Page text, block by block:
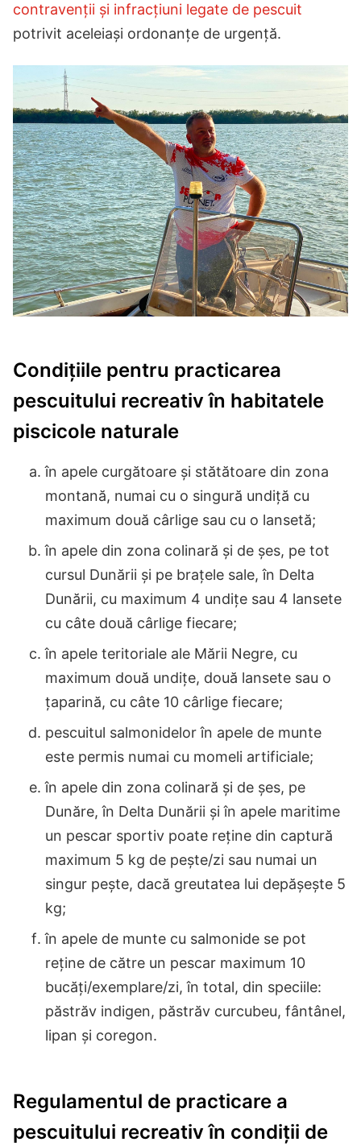
contravenții și infracțiuni legate de pescuit
potrivit aceleiași ordonanțe de urgență.
Condițiile pentru practicarea
pescuitului recreativ în habitatele
piscicole naturale
în apele curgătoare şi stătătoare din zona
montană, numai cu o singură undiţă cu
maximum două cârlige sau cu o lansetă;
în apele din zona colinară şi de şes, pe tot
cursul Dunării şi pe braţele sale, în Delta
Dunării, cu maximum 4 undiţe sau 4 lansete
cu câte două cârlige fiecare;
în apele teritoriale ale Mării Negre, cu
maximum două undiţe, două lansete sau o
ţaparină, cu câte 10 cârlige fiecare;
pescuitul salmonidelor în apele de munte
este permis numai cu momeli artificiale;
în apele din zona colinară şi de şes, pe
Dunăre, în Delta Dunării şi în apele maritime
un pescar sportiv poate reţine din captură
maximum 5 kg de peşte/zi sau numai un
singur peşte, dacă greutatea lui depăşeşte 5
kg;
în apele de munte cu salmonide se pot
reţine de către un pescar maximum 10
bucăţi/exemplare/zi, în total, din speciile:
păstrăv indigen, păstrăv curcubeu, fântânel,
lipan şi coregon.
Regulamentul de practicare a
pescuitului recreativ în condiții de